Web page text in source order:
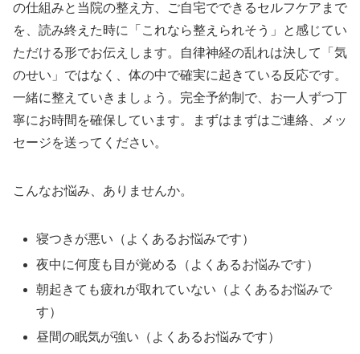
の仕組みと当院の整え方、ご自宅でできるセルフケアまで
を、読み終えた時に「これなら整えられそう」と感じてい
ただける形でお伝えします。自律神経の乱れは決して「気
のせい」ではなく、体の中で確実に起きている反応です。
一緒に整えていきましょう。完全予約制で、お一人ずつ丁
寧にお時間を確保しています。まずはまずはご連絡、メッ
セージを送ってください。
こんなお悩み、ありませんか。
寝つきが悪い（よくあるお悩みです）
夜中に何度も目が覚める（よくあるお悩みです）
朝起きても疲れが取れていない（よくあるお悩みで
す）
昼間の眠気が強い（よくあるお悩みです）